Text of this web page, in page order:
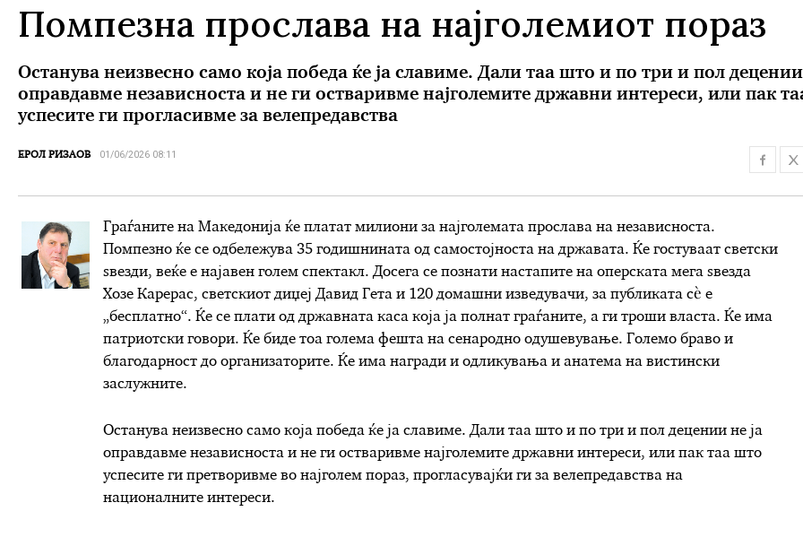
Помпезна прослава на најголемиот пораз
Oстанува неизвесно само која победа ќе ја славиме. Дали таа што и по три и пол децении
оправдавме независноста и не ги остваривме најголемите државни интереси, или пак
успесите ги прогласивме за велепредавства
ЕРОЛ РИЗАОВ 01/06/2026 08:11
Граѓаните на Македонија ќе платат милиони за најголемата прослава на независноста.
Помпезно ќе се одбележува 35 годишнината од самостојноста на државата. Ќе гостуваат светски
sвезди, веќе е најавен голем спектакл. Досега се познати настапите на оперската мега sвезда
Хозе Карерас, светскиот диџеј Давид Гета и 120 домашни изведувачи, за публиката сѐ е
„бесплатно“. Ќе се плати од државната каса која ја полнат граѓаните, а ги троши власта. Ќе има
патриотски говори. Ќе биде тоа голема фешта на сенародно одушевување. Големо браво и
благодарност до организаторите. Ќе има награди и одликувања и анатема на вистински
заслужните.
Oстанува неизвесно само која победа ќе ја славиме. Дали таа што и по три и пол децении не ја
оправдавме независноста и не ги остваривме најголемите државни интереси, или пак таа што
успесите ги претворивме во најголем пораз, прогласувајќи ги за велепредавства на
националните интереси.